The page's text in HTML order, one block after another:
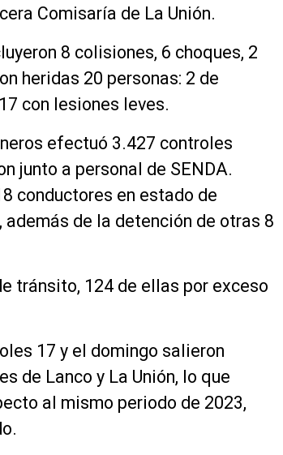
Comisaría de La Unión.
8 colisiones, 6 choques, 2
heridas 20 personas: 2 de
con lesiones leves.
efectuó 3.427 controles
junto a personal de SENDA.
conductores en estado de
de la detención de otras 8
tránsito, 124 de ellas por exceso
17 y el domingo salieron
de Lanco y La Unión, lo que
al mismo periodo de 2023,